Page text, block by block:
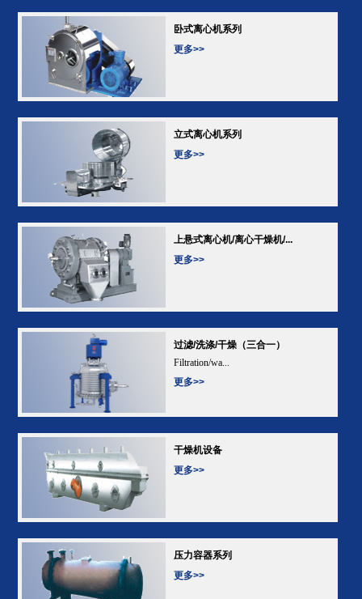
卧式离心机系列
更多>>
立式离心机系列
更多>>
上悬式离心机/离心干燥机/...
更多>>
过滤/洗涤/干燥（三合一）
Filtration/wa...
更多>>
干燥机设备
更多>>
压力容器系列
更多>>